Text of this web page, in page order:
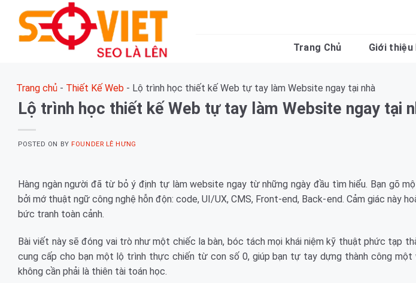
content
Trang Chủ Giới thiệu
Trang chủ - Thiết Kế Web - Lộ trình học thiết kế Web tự tay làm Website ngay tại nhà
Lộ trình học thiết kế Web tự tay làm Website ngay tại
POSTED ON BYFOUNDER LÊ HƯNG
Hàng ngàn người đã từ bỏ ý định tự làm website ngay từ những ngày đầu tìm hiểu. Bạn gõ
bởi mớ thuật ngữ công nghệ hỗn độn: code, UI/UX, CMS, Front-end, Back-end. Cảm giác này
bức tranh toàn cảnh.
Bài viết này sẽ đóng vai trò như một chiếc la bàn, bóc tách mọi khái niệm kỹ thuật phức tạp
cung cấp cho bạn một lộ trình thực chiến từ con số 0, giúp bạn tự tay dựng thành công một
không cần phải là thiên tài toán học.